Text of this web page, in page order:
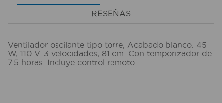
RESEÑAS
Ventilador oscilante tipo torre, Acabado blanco. 45
W, 110 V. 3 velocidades, 81 cm. Con temporizador de
7.5 horas. Incluye control remoto